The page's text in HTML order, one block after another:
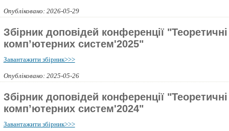
Опубліковано: 2026-05-29
Збірник доповідей конференції
комп’ютерних систем'2025"
Завантажити збірник>>>
Опубліковано: 2025-05-26
Збірник доповідей конференції
комп’ютерних систем'2024"
Завантажити збірник>>>